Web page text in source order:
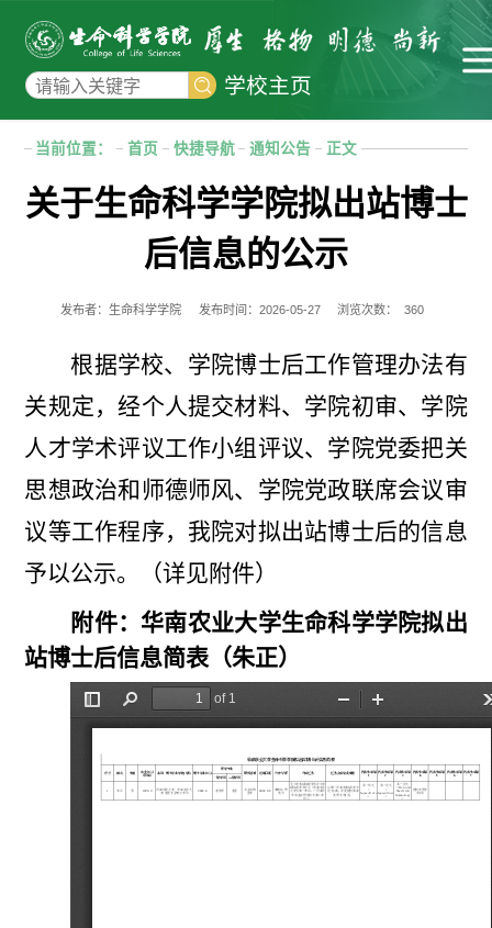
学校主页
当前位置： 首页 快捷导航 通知公告 正文
关于生命科学学院拟出站博士
后信息的公示
发布者：生命科学学院 发布时间：2026-05-27 浏览次数： 360
根据学校、学院博士后工作管理办法有
关规定，经个人提交材料、学院初审、学院
人才学术评议工作小组评议、学院党委把关
思想政治和师德师风、学院党政联席会议审
议等工作程序，我院对拟出站博士后的信息
予以公示。（详见附件）
附件：华南农业大学生命科学学院拟出
站博士后信息简表（朱正）